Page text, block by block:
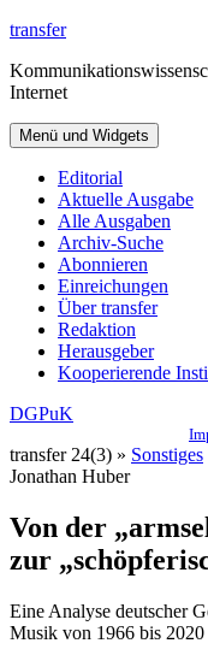
Zum
springen
transfer
Internet
Menü und Widgets
Editorial
Aktuelle Ausgabe
Alle Ausgaben
Archiv-Suche
Abonnieren
Einreichungen
Über transfer
Redaktion
Herausgeber
Kooperierende
DGPuK
transfer 24(3) » Sonstiges
Jonathan Huber
Von der
zur
Eine Analyse deutscher
Musik von 1966 bis 2020